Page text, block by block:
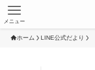
メニュー
ホーム LINE公式だより